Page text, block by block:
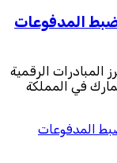
ضبط المدفوعات
المبادرات الرقمية
في المملكة
ضبط المدفوعات